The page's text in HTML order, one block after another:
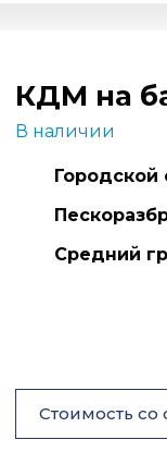
КДМ на
В наличии
Городской
Средний
Стоимость со